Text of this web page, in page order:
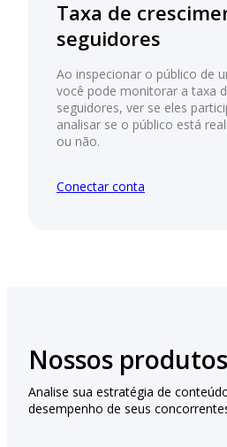
Taxa de
seguidores
Ao inspecionar o público de
você pode monitorar a taxa
seguidores, ver se eles
analisar se o público está
ou não.
Conectar conta
Nossos produtos
Analise sua estratégia de
desempenho de seus